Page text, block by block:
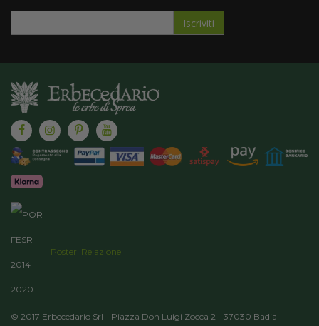
Iscriviti
Poster Relazione
© 2017 Erbecedario Srl - Piazza Don Luigi Zocca 2 - 37030 Badia